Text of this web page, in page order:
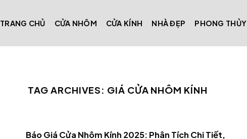
TRANG CHỦ CỬA NHÔM CỬA KÍNH NHÀ ĐẸP PHONG THỦY
TAG ARCHIVES: GIÁ CỬA NHÔM KÍNH
Báo Giá Cửa Nhôm Kính 2025: Phân Tích Chi Tiết,